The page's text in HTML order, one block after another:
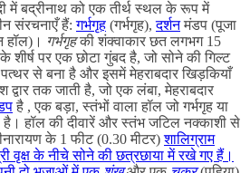
में बद्रीनाथ को एक तीर्थ स्थल के रूप में
संरचनाएँ हैं:गर्भगृह (गर्भगृह),दर्शनमंडप (पूजा
हॉल)। गर्भगृहकी शंक्वाकार छत लगभग 15
पर एक छोटा गुंबद है, जो सोने की गिल्ट
से बना है और इसमें मेहराबदार खिड़कियाँ
तक जाती है, जो एक लंबा, मेहराबदार
है , एक बड़ा, स्तंभों वाला हॉल जो गर्भगृह या
है। हॉल की दीवारें और स्तंभ जटिल नक्काशी से
के 1 फीट (0.30 मीटर)शालिग्राम
वृक्ष के नीचे सोने की छत्रछाया में रखे गए हैं।